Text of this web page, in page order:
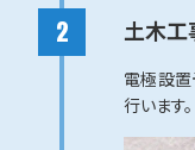
土木工
電極設置
行います。